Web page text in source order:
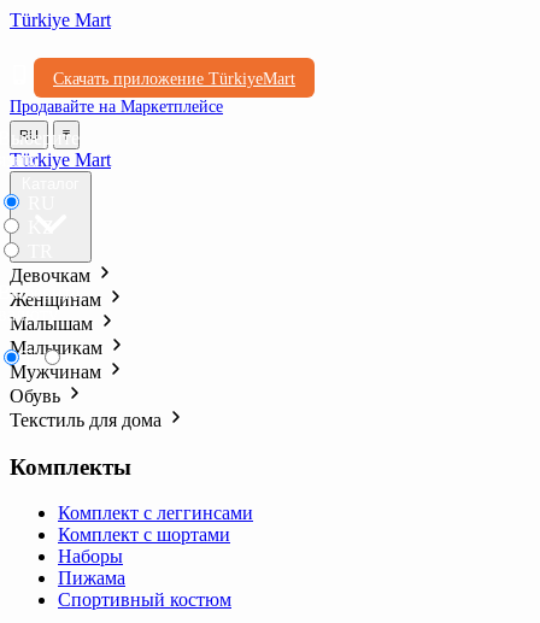
Türkiye Mart
Скачать приложение TürkiyeMart
Продавайте на Маркетплейсе
RU ₸
₸ ₺l
Türkiye Mart
Девочкам
Женщинам
Малышам
Мальчикам
Мужчинам
Обувь
Текстиль для дома
Комплекты
Комплект с леггинсами
Комплект с шортами
Наборы
Пижама
Спортивный костюм